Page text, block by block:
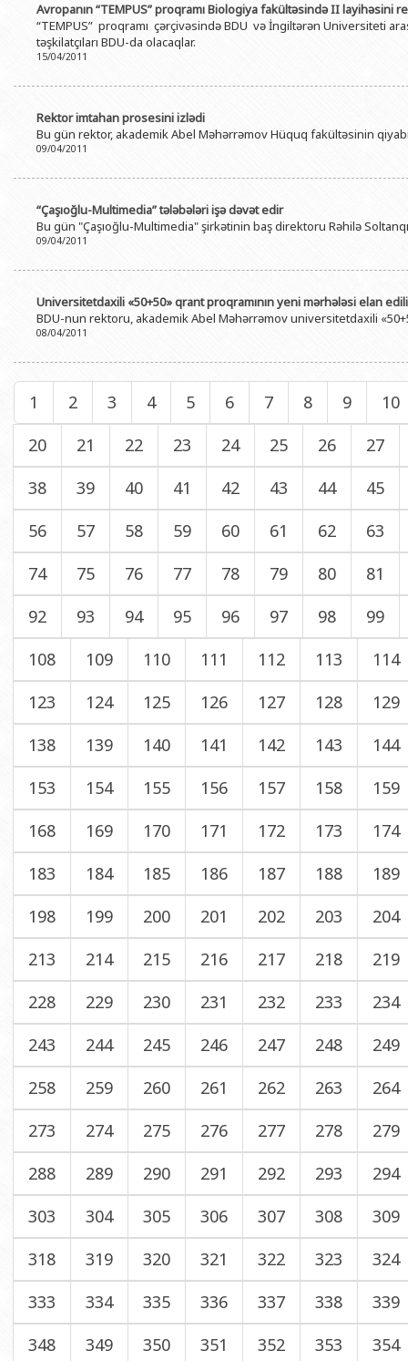
Avropanın “TEMPUS” proqramı Biologiya fakültəsində II layihəsini
“TEMPUS” proqramı çərçivəsində BDU və İngiltərən Universiteti
təşkilatçıları BDU-da olacaqlar.
15/04/2011
Rektor imtahan prosesini izlədi
Bu gün rektor, akademik Abel Məhərrəmov Hüquq fakültəsinin
09/04/2011
“Çaşıoğlu-Multimedia” tələbələri işə dəvət edir
Bu gün "Çaşıoğlu-Multimedia" şirkətinin baş direktoru Rəhilə
09/04/2011
Universitetdaxili «50+50» qrant proqramının yeni mərhələsi elan
BDU-nun rektoru, akademik Abel Məhərrəmov universitetdaxili
08/04/2011
1 2 3 4 5 6 7 8 9
10
20
21 22 23 24 25 26
27
38
39 40 41 42 43 44
45
56
57 58 59 60 61 62
63
74
75 76 77 78 79 80
81
92
93 94 95 96 97 98
99
108
109 110 111 112 113
114
123
124 125 126 127 128
129
138
139 140 141 142 143
144
153
154 155 156 157 158
159
168
169 170 171 172 173
174
183
184 185 186 187 188
189
198
199 200 201 202 203
204
213
214 215 216 217 218
219
228
229 230 231 232 233
234
243
244 245 246 247 248
249
258
259 260 261 262 263
264
273
274 275 276 277 278
279
288
289 290 291 292 293
294
303
304 305 306 307 308
309
318
319 320 321 322 323
324
333
334 335 336 337 338
339
348
349 350 351 352 353 354